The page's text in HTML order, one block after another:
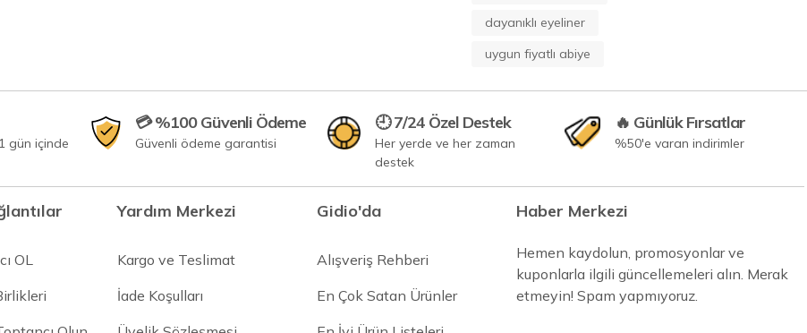
dayanıklı eyeliner
uygun fiyatlı abiye
gün içinde
💳 %100 Güvenli Ödeme
Güvenli ödeme garantisi
🕘 7/24 Özel Destek
Her yerde ve her zaman
destek
🔥 Günlük Fırsatlar
%50'e varan indirimler
OL
Yardım Merkezi
Kargo ve Teslimat
İade Koşulları
Gidio'da
Alışveriş Rehberi
En Çok Satan Ürünler
Haber Merkezi
Hemen kaydolun, promosyonlar ve
kuponlarla ilgili güncellemeleri alın. Merak
etmeyin! Spam yapmıyoruz.